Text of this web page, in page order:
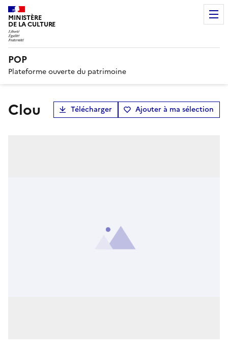
MINISTÈRE
DE LA CULTURE
POP
Plateforme ouverte du patrimoine
clou Télécharger Ajouter à ma sélection